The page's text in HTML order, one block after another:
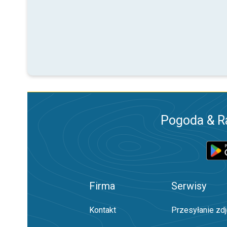
Pogoda &
Firma
Kontakt
Serwisy
Przesyłanie